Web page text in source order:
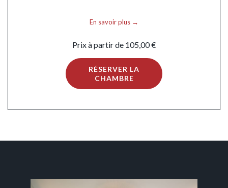
En savoir plus
Prix à partir de 105,00 €
RÉSERVER LA
CHAMBRE